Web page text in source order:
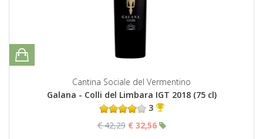
Cantina Sociale del Vermentino
Galana - Colli del Limbara IGT 2018 (75 cl)
3
€ 42,29 € 32,56